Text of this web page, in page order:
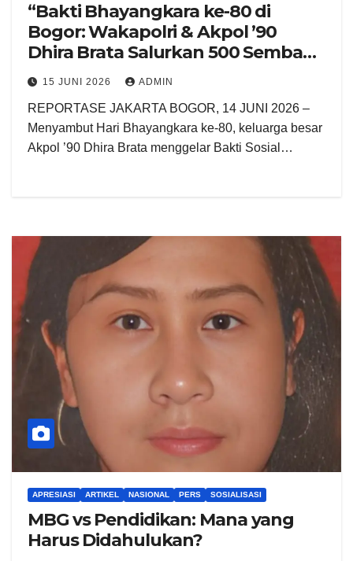
“Bakti Bhayangkara ke-80 di
Bogor: Wakapolri & Akpol ’90
Dhira Brata Salurkan 500 Sembako
dan Cek Kesehatan”
15 JUNI 2026 ADMIN
REPORTASE JAKARTA BOGOR, 14 JUNI 2026 –
Menyambut Hari Bhayangkara ke-80, keluarga besar
Akpol ’90 Dhira Brata menggelar Bakti Sosial…
APRESIASI ARTIKEL NASIONAL PERS SOSIALISASI
MBG vs Pendidikan: Mana yang
Harus Didahulukan?